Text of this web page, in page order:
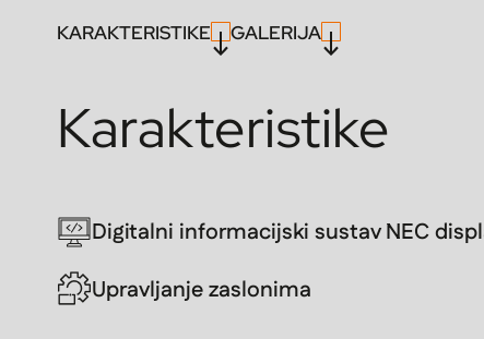
KARAKTERISTIKE GALERIJA
Karakteristike
Digitalni informacijski sustav NEC
Upravljanje zaslonima